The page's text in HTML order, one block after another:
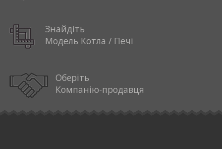
Знайдіть
Модель Котла / Печі
Оберіть
Компанію-продавця